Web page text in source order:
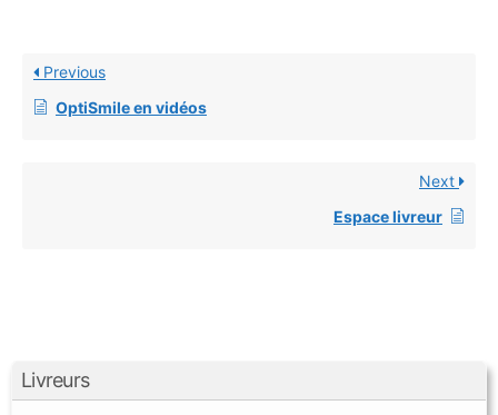
Livreurs
Previous
OptiSmile en vidéos
Next
Espace livreur